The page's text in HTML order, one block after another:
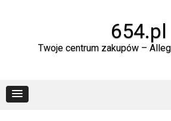
654.pl
Twoje centrum zakupów –